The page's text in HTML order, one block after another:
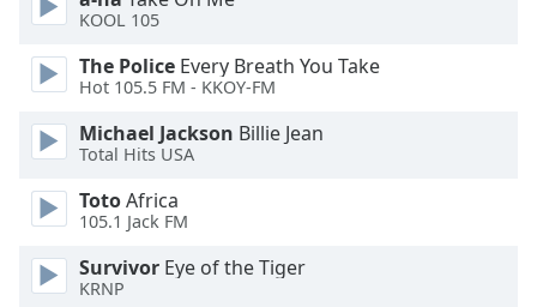
dialog
window.
cancel
and
close
window.
KOOL 105
The Police Every Breath You Take
Hot 105.5 FM - KKOY-FM
Michael Jackson Billie Jean
Total Hits USA
TotoAfrica
105.1 Jack FM
Survivor Eye of the Tiger
KRNP